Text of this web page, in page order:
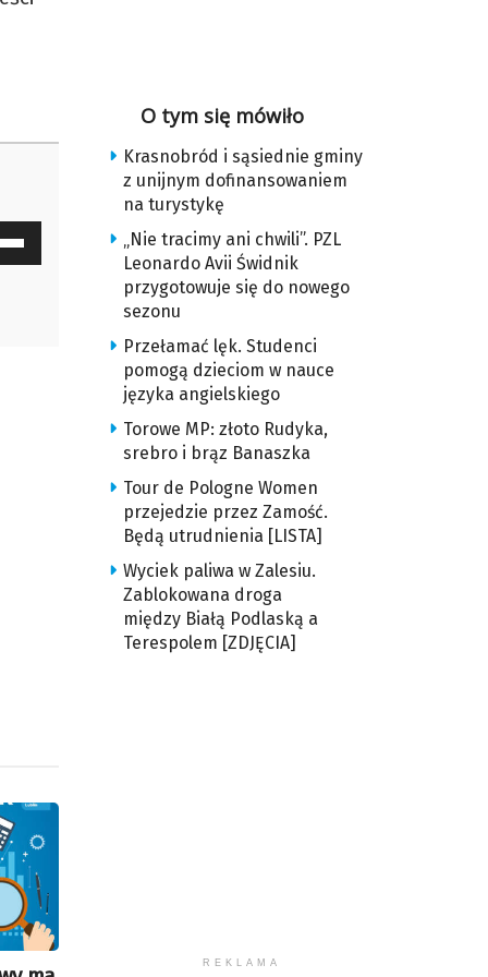
O tym się mówiło
Krasnobród i sąsiednie gminy
z unijnym dofinansowaniem
na turystykę
„Nie tracimy ani chwili”. PZL
Leonardo Avii Świdnik
przygotowuje się do nowego
sezonu
Przełamać lęk. Studenci
pomogą dzieciom w nauce
języka angielskiego
Torowe MP: złoto Rudyka,
srebro i brąz Banaszka
Tour de Pologne Women
przejedzie przez Zamość.
Będą utrudnienia [LISTA]
Wyciek paliwa w Zalesiu.
Zablokowana droga
między Białą Podlaską a
Terespolem [ZDJĘCIA]
REKLAMA